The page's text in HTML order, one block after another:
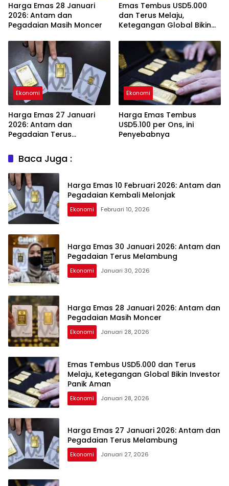
Harga Emas 28 Januari
2026: Antam dan
Pegadaian Masih Moncer
Emas Tembus USD5.000
dan Terus Melaju,
Ketegangan Global Bikin
Ekonomi
Harga Emas 27 Januari
2026: Antam dan
Pegadaian Terus
Ekonomi
Harga Emas Tembus
USD5.100 per Ons, ini
Penyebabnya
Baca Juga :
Harga Emas 10 Februari 2026: Antam dan
Pegadaian Kembali Melonjak
Ekonomi Februari 10, 2026
Harga Emas 30 Januari 2026: Antam dan
Pegadaian Terus Melambung
Ekonomi Januari 30, 2026
Harga Emas 28 Januari 2026: Antam dan
Pegadaian Masih Moncer
Ekonomi Januari 28, 2026
Emas Tembus USD5.000 dan Terus
Melaju, Ketegangan Global Bikin Investor
Panik Aman
Ekonomi Januari 28, 2026
Harga Emas 27 Januari 2026: Antam dan
Pegadaian Terus Melambung
Ekonomi Januari 27, 2026